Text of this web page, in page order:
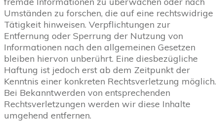
Umständen zu forschen, die auf eine rechtswidrige
Tätigkeit hinweisen. Verpflichtungen zur
Entfernung oder Sperrung der Nutzung von
Informationen nach den allgemeinen Gesetzen
bleiben hiervon unberührt. Eine diesbezügliche
Haftung ist jedoch erst ab dem Zeitpunkt der
Kenntnis einer konkreten Rechtsverletzung möglich.
Bei Bekanntwerden von entsprechenden
Rechtsverletzungen werden wir diese Inhalte
umgehend entfernen.